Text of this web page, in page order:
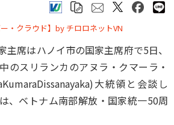
・クラウド】by チロロネットVN
席はハノイ市の国家主席府で5日、
のスリランカのアヌラ・クマーラ・
大統領と会談し
、ベトナム南部解放・国家統一50周